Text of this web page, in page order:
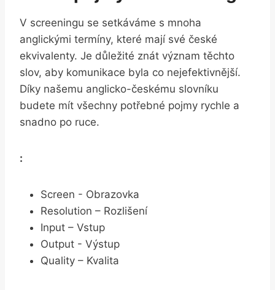
V ⁣screeningu se setkáváme s mnoha
anglickými termíny,⁢ které mají⁤ své české
ekvivalenty. Je důležité znát význam ⁣těchto
slov,‌ aby komunikace ⁤byla​ co nejefektivnější.
Díky ⁢našemu anglicko-českému slovníku
budete mít ⁣všechny potřebné pojmy rychle a
snadno ‍po ruce.
:
Screen -⁢ Obrazovka
Resolution – Rozlišení
Input⁢ – Vstup
Output ⁤-⁣ Výstup
Quality – Kvalita